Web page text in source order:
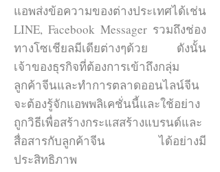
เป้าหมายได้เช่นเมืองที่ต้องการเจาะ
ตามความชอบ หรือ กลุ่มที่เดินทางมา
ในเมืองไทยไม่เกิน 30 วัน โดยค่า
โฆษณาจะคิดตาม ยอดวิว
รูปแบบโฆษณาจะเป็นแบบแบนเนอร์ที่
แสดงอยู่ในหน้าของ WeChat Moment
และเมื่อกด จะลิงค์ไปหน้าเว็ปได้
นอกจากการโฆษณาใน WeChat
ส่ง
แอพส่งข้อความของต่างประเทศได้เช่น
LINE, Facebook Messager รวมถึงช่อง
ทางโซเชียลมีเดียต่างๆด้วย ดังนั้น
เจ้าของธุรกิจที่ต้องการเข้าถึงกลุ่ม
ลูกค้าจีนและทำการตลาดออนไลน์จีน
จะต้องรู้จักแอพพลิเคชั่นนี้และใช้อย่าง
ถูกวิธีเพื่อสร้างกระแสสร้างแบรนด์และ
สื่อสารกับลูกค้าจีน ได้อย่างมี
ประสิทธิภาพ